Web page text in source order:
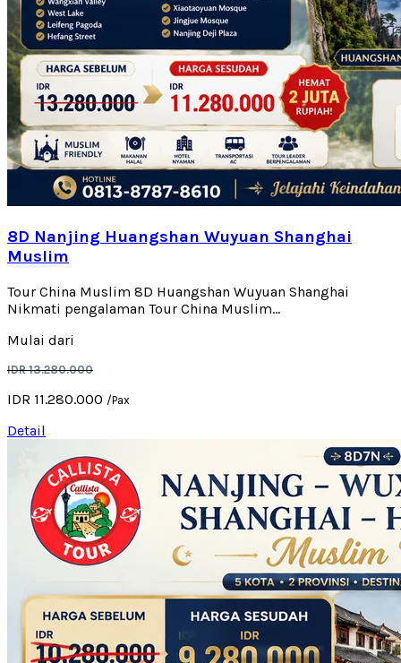
8D Nanjing Huangshan Wuyuan Shanghai
Muslim
Tour China Muslim 8D Huangshan Wuyuan Shanghai
Nikmati pengalaman Tour China Muslim...
Mulai dari
IDR 13.280.000
IDR 11.280.000 /Pax
Detail